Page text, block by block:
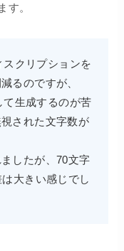
す。
クリプションを
るのですが、
生成するのが苦
された文字数が
したが、70文字
大きい感じでし